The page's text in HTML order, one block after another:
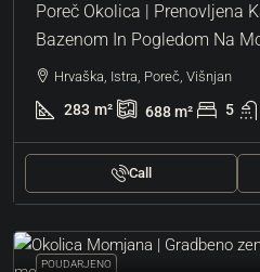
Poreč Okolica | Prenovljena
Bazenom In Pogledom Na
Hrvaška, Istra, Poreč, Višnjan
283 m² 688m² 5
Call
POUDARJENO